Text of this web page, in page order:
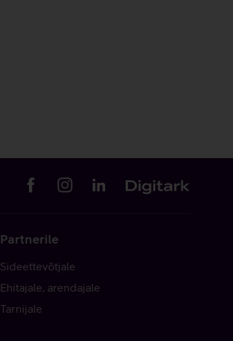
Partnerile
Sideettevõtjale
Ehitajale, arendajale
Tarnijale